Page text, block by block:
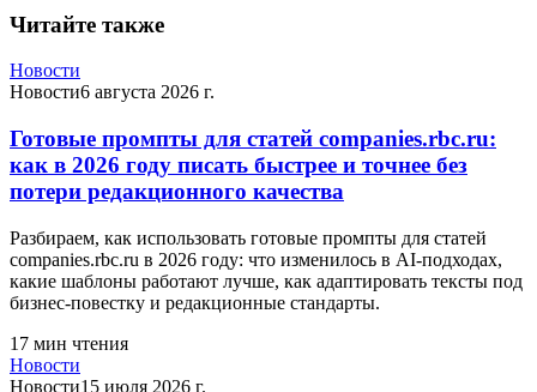
Читайте также
Новости
Новости6 августа 2026 г.
Готовые промпты для статей companies.rbc.ru:
как в 2026 году писать быстрее и точнее без
потери редакционного качества
Разбираем, как использовать готовые промпты для статей
companies.rbc.ru в 2026 году: что изменилось в AI-подходах,
какие шаблоны работают лучше, как адаптировать тексты под
бизнес-повестку и редакционные стандарты.
17 мин чтения
Новости
Новости15 июля 2026 г.